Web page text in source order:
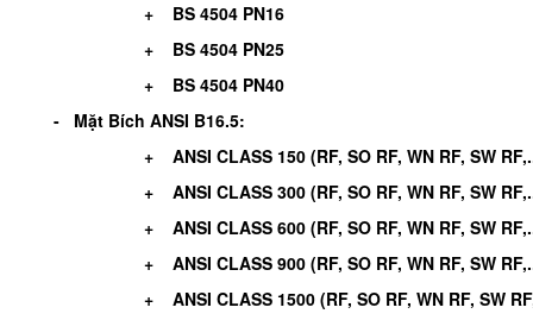
+ BS 4504 PN16
+ BS 4504 PN25
+ BS 4504 PN40
- Mặt Bích ANSI B16.5:
+ ANSI CLASS 150 (RF, SO RF, WN RF, SW
+ ANSI CLASS 300 (RF, SO RF, WN RF, SW
+ ANSI CLASS 600 (RF, SO RF, WN RF, SW
+ ANSI CLASS 900 (RF, SO RF, WN RF, SW
+ ANSI CLASS 1500 (RF, SO RF, WN RF, SW